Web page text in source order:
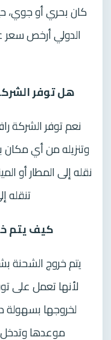
كان بحري أو جوي،
الدولي أرخص سعر
هل توفر
نعم توفر الشركة
وتنزيله من أي
نقله إلى المطار أو
تنقله
كيف يتم
يتم خروج الشحنة
لأنها تعمل على
لخروجها
موعدها وتدخل